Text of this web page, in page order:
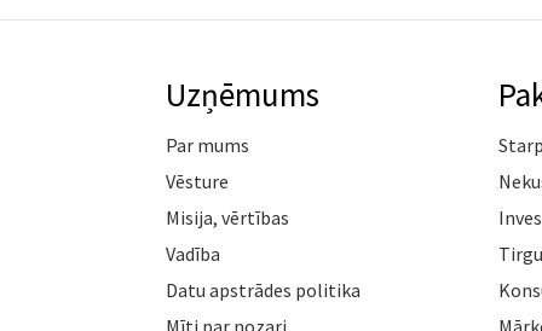
Uzņēmums
Par mums
Vēsture
Misija, vērtības
Vadība
Datu apstrādes politika